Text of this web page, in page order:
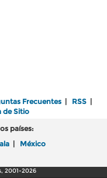
Frecuentes | RSS |
de Sitio
países:
| México
2001-2026